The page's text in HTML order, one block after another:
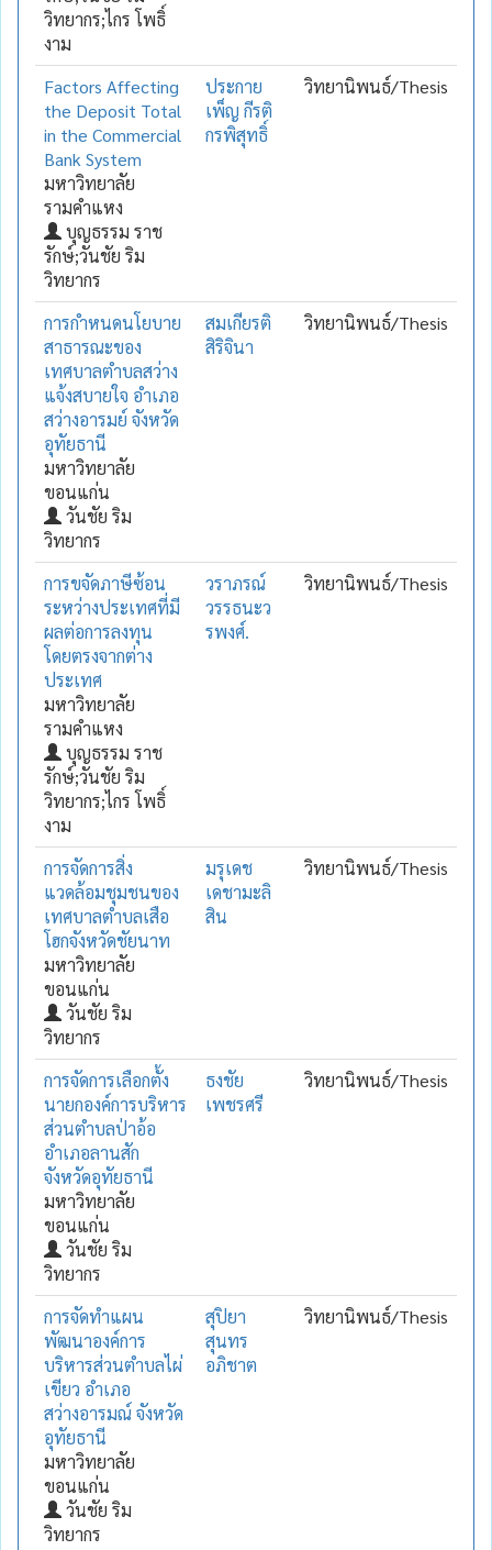
วิทยากร;ไกร โพธิ์
งาม
Factors Affecting
the Deposit Total
in the Commercial
Bank System
มหาวิทยาลัย
รามคำแหง
บุญธรรม ราช
รักษ์;วันชัย ริม
วิทยากร
ประกาย
เพ็ญ กีรติ
กรพิสุทธิ์
วิทยานิพนธ์/Thesis
การกำหนดนโยบาย
สาธารณะของ
เทศบาลตำบลสว่าง
แจ้งสบายใจ อำเภอ
สว่างอารมย์ จังหวัด
อุทัยธานี
มหาวิทยาลัย
ขอนแก่น
วันชัย ริม
วิทยากร
สมเกียรติ
สิริจินา
วิทยานิพนธ์/Thesis
การขจัดภาษีซ้อน
ระหว่างประเทศที่มี
ผลต่อการลงทุน
โดยตรงจากต่าง
ประเทศ
มหาวิทยาลัย
รามคำแหง
บุญธรรม ราช
รักษ์;วันชัย ริม
วิทยากร;ไกร โพธิ์
งาม
วราภรณ์
วรรธนะว
รพงศ์.
วิทยานิพนธ์/Thesis
การจัดการสิ่ง
แวดล้อมชุมชนของ
เทศบาลตำบลเสือ
โฮกจังหวัดชัยนาท
มหาวิทยาลัย
ขอนแก่น
วันชัย ริม
วิทยากร
มรุเดช
เดชามะลิ
สิน
วิทยานิพนธ์/Thesis
การจัดการเลือกตั้ง
นายกองค์การบริหาร
ส่วนตำบลป่าอ้อ
อำเภอลานสัก
จังหวัดอุทัยธานี
มหาวิทยาลัย
ขอนแก่น
วันชัย ริม
วิทยากร
ธงชัย
เพชรศรี
วิทยานิพนธ์/Thesis
การจัดทำแผน
พัฒนาองค์การ
บริหารส่วนตำบลไผ่
เขียว อำเภอ
สว่างอารมณ์ จังหวัด
อุทัยธานี
มหาวิทยาลัย
ขอนแก่น
วันชัย ริม
วิทยากร
สุปิยา
สุนทร
อภิชาต
วิทยานิพนธ์/Thesis